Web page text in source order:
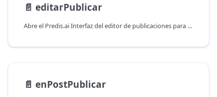
📄️ editarPublicar
Abre el Predis.ai Interfaz del editor de publicaciones para modificar publicaciones existentes. Este método proporciona acceso directo a la función de edición, lo que permite a los usuarios actualizar publicaciones creadas previamente.
📄️ enPostPublicar